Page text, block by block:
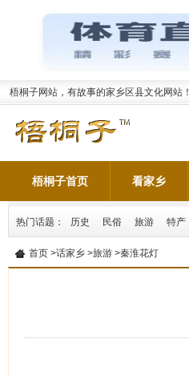
梧桐子网站，有故事的家乡区县文化网站！
梧桐子首页 看家乡
热门话题： 历史 民俗 旅游 特产
首页 >话家乡 >旅游 >秦淮花灯